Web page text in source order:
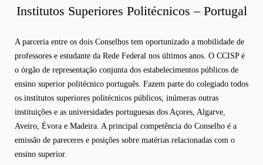
Institutos Superiores Politécnicos – Portugal
A parceria entre os dois Conselhos tem oportunizado a mobilidade de
professores e estudante da Rede Federal nos últimos anos. O CCISP é
o órgão de representação conjunta dos estabelecimentos públicos de
ensino superior politécnico português. Fazem parte do colegiado todos
os institutos superiores politécnicos públicos, inúmeras outras
instituições e as universidades portuguesas dos Açores, Algarve,
Aveiro, Évora e Madeira. A principal competência do Conselho é a
emissão de pareceres e posições sobre matérias relacionadas com o
ensino superior.